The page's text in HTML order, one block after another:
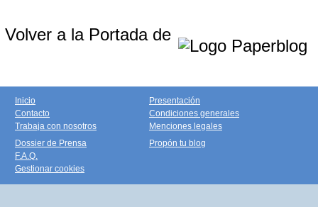
Volver a la Portada de
Inicio
Contacto
Trabaja con nosotros
Presentación
Condiciones generales
Menciones legales
Dossier de Prensa
F.A.Q.
Gestionar cookies
Propón tu blog